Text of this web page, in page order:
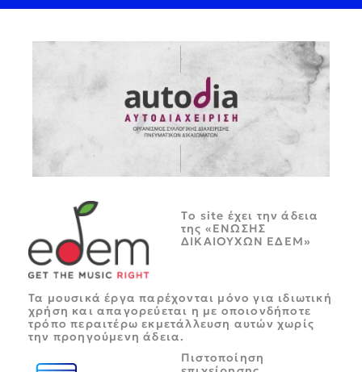
Tο site έχει την άδεια
της «ΕΝΩΣΗΣ
ΔΙΚΑΙΟΥΧΩΝ ΕΔΕΜ»
Τα μουσικά έργα παρέχονται μόνο για ιδιωτική
χρήση και απαγορεύεται η με οποιονδήποτε
τρόπο περαιτέρω εκμετάλλευση αυτών χωρίς
την προηγούμενη άδεια.
Πιστοποίηση